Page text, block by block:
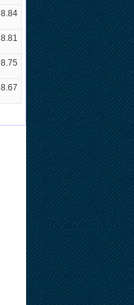
8.84
8.81
8.75
8.67